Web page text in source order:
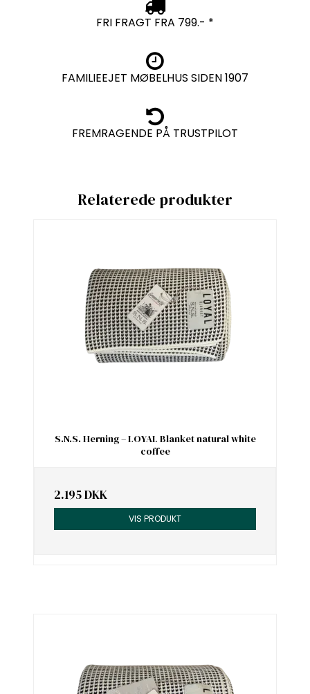
FRI FRAGT FRA 799.- *
FAMILIEEJET MØBELHUS SIDEN 1907
FREMRAGENDE PÅ TRUSTPILOT
Relaterede produkter
S.N.S. Herning – LOYAL Blanket natural white
coffee
2.195 DKK
VIS PRODUKT